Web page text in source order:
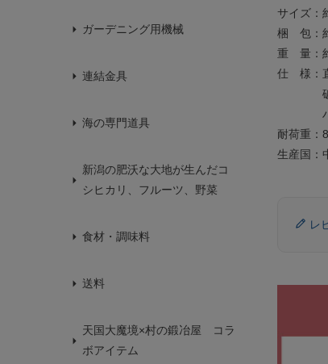
ガーデニング用機械
連結金具
海の専門道具
新潟の肥沃な大地が生んだコ
シヒカリ、フルーツ、野菜
食材・調味料
送料
天国大魔境×村の鍛冶屋 コラ
ボアイテム
サイズ：
梱 包：
重 量：
仕 様：
破裂し
ハン
耐荷重：
生産国：
レ